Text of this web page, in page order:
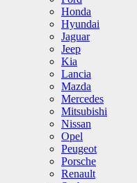
Honda
Hyundai
Jaguar
Jeep
Kia
Lancia
Mazda
Mercedes
Mitsubishi
Nissan
Opel
Peugeot
Porsche
Renault